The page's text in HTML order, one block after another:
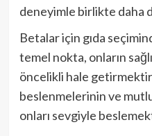
deneyimle birlikte daha
Betalar için gıda
temel nokta, onların
öncelikli hale
beslenmelerinin ve
onları sevgiyle